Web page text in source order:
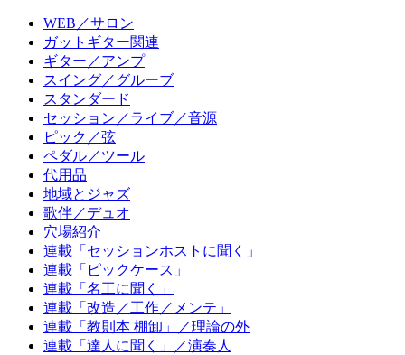
WEB／サロン
ガットギター関連
ギター／アンプ
スイング／グルーブ
スタンダード
セッション／ライブ／音源
ピック／弦
ペダル／ツール
代用品
地域とジャズ
歌伴／デュオ
穴場紹介
連載「セッションホストに聞く」
連載「ピックケース」
連載「名工に聞く」
連載「改造／工作／メンテ」
連載「教則本 棚卸」／理論の外
連載「達人に聞く」／演奏人